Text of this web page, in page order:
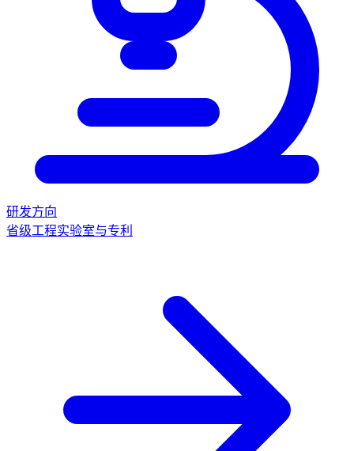
研发方向
省级工程实验室与专利